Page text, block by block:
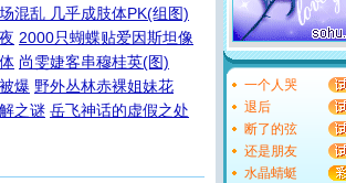
混乱 几乎成肢体PK(组图)
2000只蝴蝶贴爱因斯坦像
尚雯婕客串穆桂英(图)
爆 野外丛林赤裸姐妹花
之谜 岳飞神话的虚假之处
一个人哭
退后
断了的弦
还是朋友
水晶蜻蜓